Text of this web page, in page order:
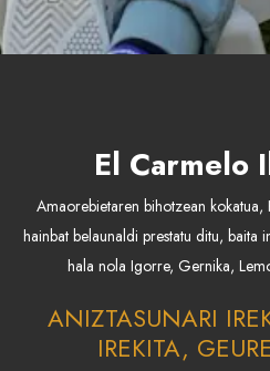
El Carmelo
Amaorebietaren bihotzean kokatua,
hainbat belaunaldi prestatu ditu, baita
hala nola Igorre, Gernika,
ANIZTASUNARI
IREKITA,